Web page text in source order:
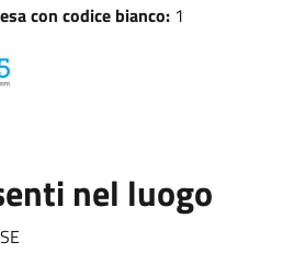
con codice bianco: 1
nel luogo